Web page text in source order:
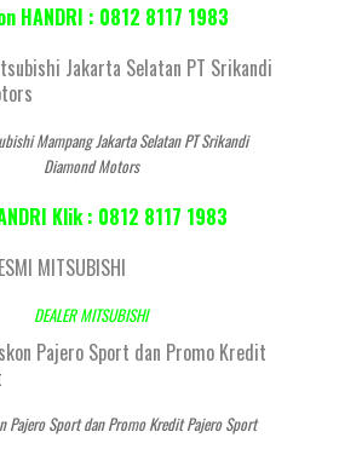
HANDRI : 0812 8117 1983
Mampang Jakarta Selatan PT Srikandi
Diamond Motors
Klik : 0812 8117 1983
DEALER MITSUBISHI
Pajero Sport dan Promo Kredit Pajero Sport